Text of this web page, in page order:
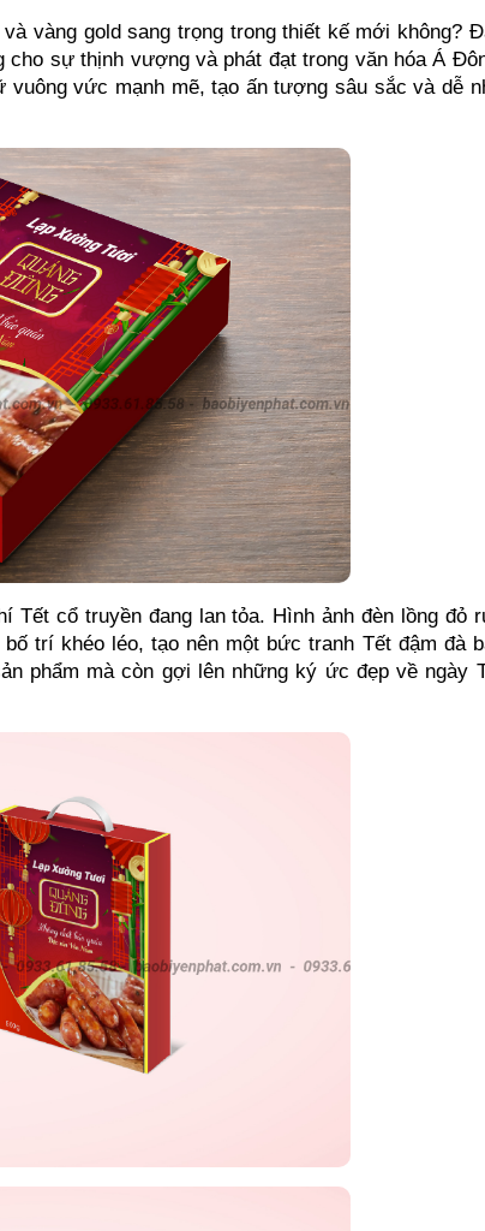
vàng gold sang trọng trong thiết kế mới không?
sự thịnh vượng và phát đạt trong văn hóa Á
vức mạnh mẽ, tạo ấn tượng sâu sắc và dễ
Tết cổ truyền đang lan tỏa. Hình ảnh đèn lồng đỏ
trí khéo léo, tạo nên một bức tranh Tết đậm đà
phẩm mà còn gợi lên những ký ức đẹp về ngày